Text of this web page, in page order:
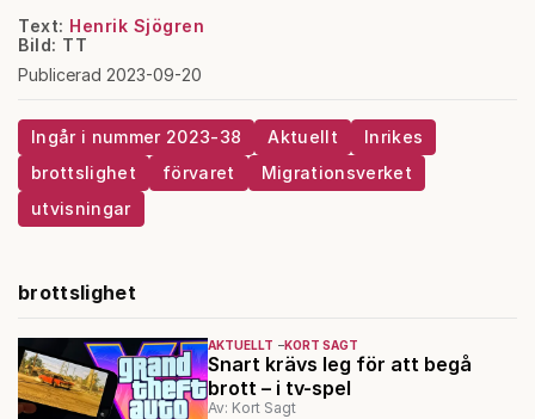
Text: Henrik Sjögren
Bild: TT
Publicerad 2023-09-20
Ingår i nummer 2023-38 Aktuellt
Inrikes
brottslighet
förvaret
Migrationsverket
utvisningar
brottslighet
AKTUELLT KORT SAGT
Snart krävs leg för att begå
brott – i tv-spel
Av: Kort Sagt